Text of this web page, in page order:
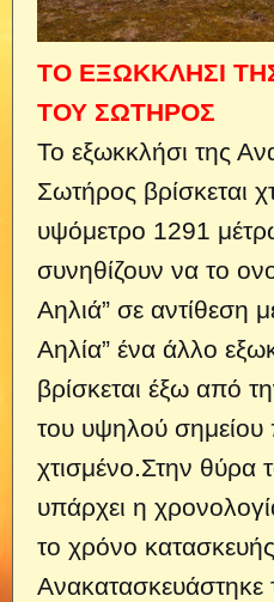
ΤΟ ΕΞΩΚΚΛΗΣΙ
ΤΟΥ ΣΩΤΗΡΟΣ
Το εξωκκλήσι της
Σωτήρος βρίσκεται
υψόμετρο 1291
συνηθίζουν να το
Αηλιά” σε αντίθεση
Αηλία” ένα άλλο
βρίσκεται έξω από
του υψηλού σημείου
χτισμένο.Στην θύρα
υπάρχει η
το χρόνο κατασκευής
Ανακατασκευάστηκε